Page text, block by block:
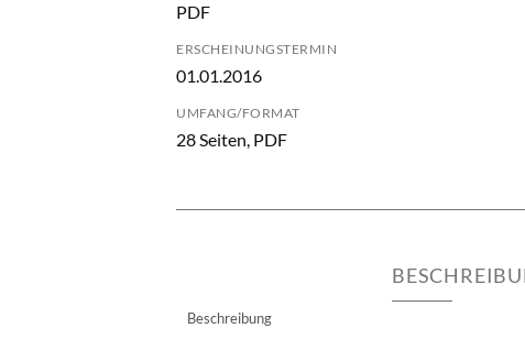
PDF
ERSCHEINUNGSTERMIN
01.01.2016
UMFANG/FORMAT
28 Seiten, PDF
Beschreibung